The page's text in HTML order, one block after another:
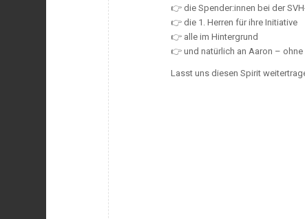
👉 die Spender:innen bei der
👉 die 1. Herren für ihre Initiative
👉 alle im Hintergrund
👉 und natürlich an Aaron –
Lasst uns diesen Spirit